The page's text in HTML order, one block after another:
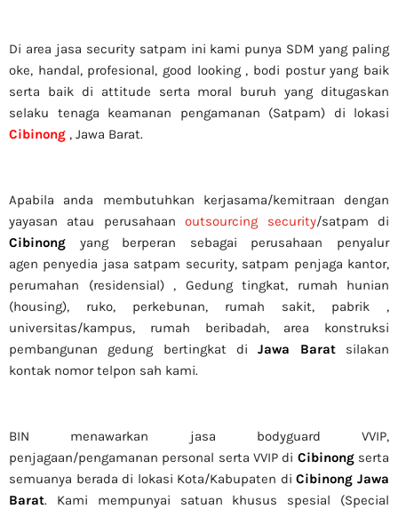
Di area jasa security satpam ini kami punya SDM yang paling
oke, handal, profesional, good looking , bodi postur yang baik
serta baik di attitude serta moral buruh yang ditugaskan
selaku tenaga keamanan pengamanan (Satpam) di lokasi
Cibinong , Jawa Barat.
Apabila anda membutuhkan kerjasama/kemitraan dengan
yayasan atau perusahaanoutsourcing security/satpam di
Cibinong yang berperan sebagai perusahaan penyalur
agen penyedia jasa satpam security, satpam penjaga kantor,
perumahan (residensial) , Gedung tingkat, rumah hunian
(housing), ruko, perkebunan, rumah sakit, pabrik ,
universitas/kampus, rumah beribadah, area konstruksi
pembangunan gedung bertingkat diJawa Baratsilakan
kontak nomor telpon sah kami.
BIN menawarkan jasa bodyguard VVIP,
penjagaan/pengamanan personal serta VVIP di Cibinongserta
semuanya berada di lokasi Kota/Kabupaten diCibinong Jawa
Barat. Kami mempunyai satuan khusus spesial (Special